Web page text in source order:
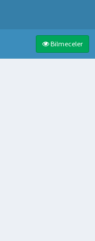
Bilmeceler